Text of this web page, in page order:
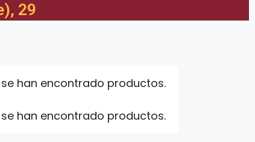
29
se han encontrado productos.
se han encontrado productos.